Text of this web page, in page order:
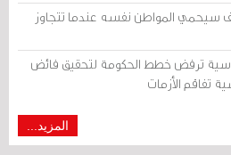
سيحمي المواطن نفسه عندما تتجاوز
ترفض خطط الحكومة لتحقيق فائض
تفاقم الأزمات
المزيد...